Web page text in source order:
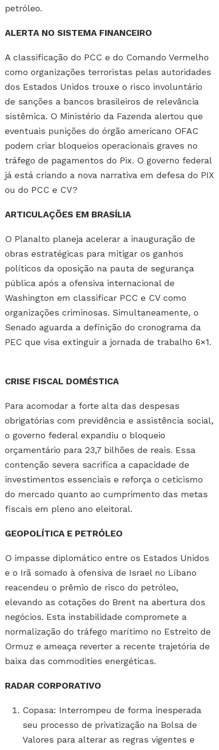
petróleo.
ALERTA NO SISTEMA FINANCEIRO
A classificação do PCC e do Comando Vermelho
como organizações terroristas pelas autoridades
dos Estados Unidos trouxe o risco involuntário
de sanções a bancos brasileiros de relevância
sistêmica. O Ministério da Fazenda alertou que
eventuais punições do órgão americano OFAC
podem criar bloqueios operacionais graves no
tráfego de pagamentos do Pix. O governo federal
já está criando a nova narrativa em defesa do PIX
ou do PCC e CV?
ARTICULAÇÕES EM BRASÍLIA
O Planalto planeja acelerar a inauguração de
obras estratégicas para mitigar os ganhos
políticos da oposição na pauta de segurança
pública após a ofensiva internacional de
Washington em classificar PCC e CV como
organizações criminosas. Simultaneamente, o
Senado aguarda a definição do cronograma da
PEC que visa extinguir a jornada de trabalho 6×1.
CRISE FISCAL DOMÉSTICA
Para acomodar a forte alta das despesas
obrigatórias com previdência e assistência social,
o governo federal expandiu o bloqueio
orçamentário para 23,7 bilhões de reais. Essa
contenção severa sacrifica a capacidade de
investimentos essenciais e reforça o ceticismo
do mercado quanto ao cumprimento das metas
fiscais em pleno ano eleitoral.
GEOPOLÍTICA E PETRÓLEO
O impasse diplomático entre os Estados Unidos
e o Irã somado à ofensiva de Israel no Líbano
reacendeu o prêmio de risco do petróleo,
elevando as cotações do Brent na abertura dos
negócios. Esta instabilidade compromete a
normalização do tráfego marítimo no Estreito de
Ormuz e ameaça reverter a recente trajetória de
baixa das commodities energéticas.
RADAR CORPORATIVO
Copasa: Interrompeu de forma inesperada
seu processo de privatização na Bolsa de
Valores para alterar as regras vigentes e